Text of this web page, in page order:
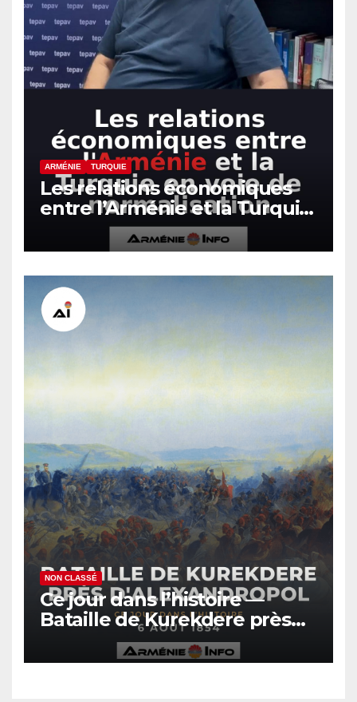
ARMÉNIE TURQUIE
Les relations économiques
entre l’Arménie et la Turquie
en voie de normalisation
NON CLASSÉ
Ce jour dans l’histoire —
Bataille de Kurekdere près
d’Alexandropol